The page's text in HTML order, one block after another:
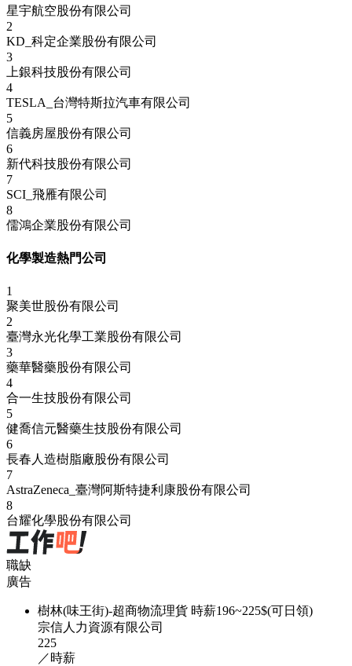
星宇航空股份有限公司
2
KD_科定企業股份有限公司
3
上銀科技股份有限公司
4
TESLA_台灣特斯拉汽車有限公司
5
信義房屋股份有限公司
6
新代科技股份有限公司
7
SCI_飛雁有限公司
8
儒鴻企業股份有限公司
化學製造熱門公司
1
聚美世股份有限公司
2
臺灣永光化學工業股份有限公司
3
藥華醫藥股份有限公司
4
合一生技股份有限公司
5
健喬信元醫藥生技股份有限公司
6
長春人造樹脂廠股份有限公司
7
AstraZeneca_臺灣阿斯特捷利康股份有限公司
8
台耀化學股份有限公司
職缺
廣告
樹林(味王街)-超商物流理貨 時薪196~225$(可日領)
宗信人力資源有限公司
225
／時薪